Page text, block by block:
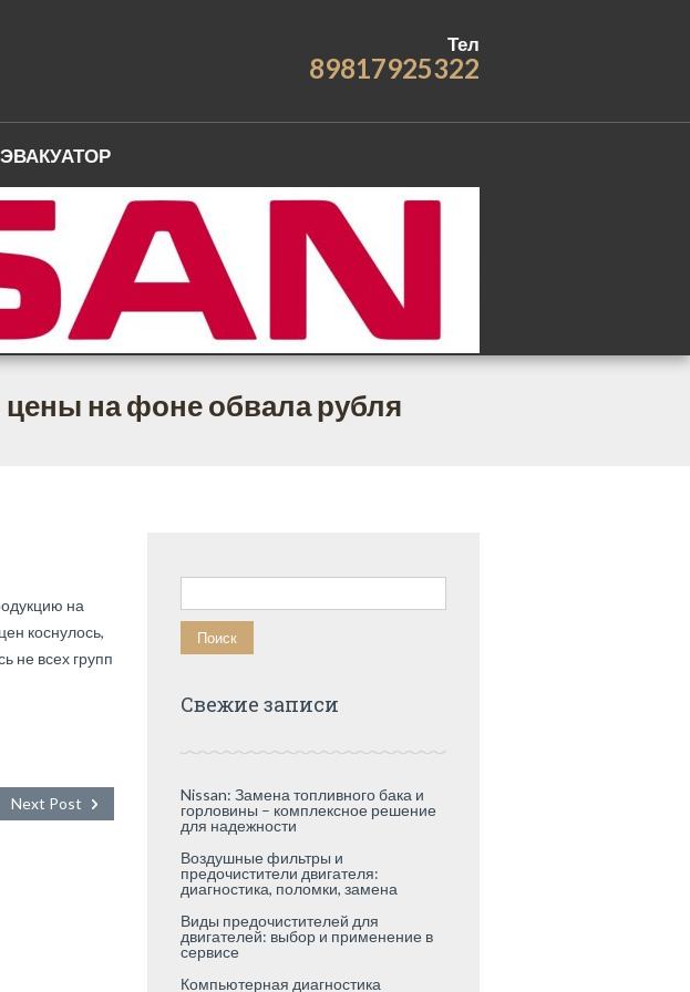
Тел
89817925322
ЭВАКУАТОР
на фоне обвала рубля
на
коснулось,
не всех групп
Next Post
Найти:
Свежие записи
Nissan: Замена топливного бака и
горловины – комплексное решение
для надежности
Воздушные фильтры и
предочистители двигателя:
диагностика, поломки, замена
Виды предочистителей для
двигателей: выбор и применение в
сервисе
Компьютерная диагностика